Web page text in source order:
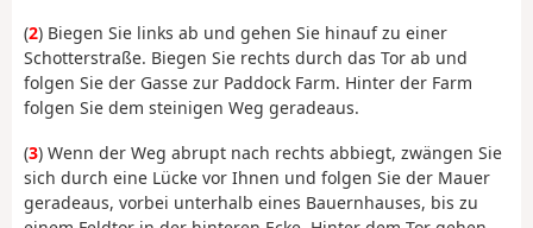
(2) Biegen Sie links ab und gehen Sie hinauf zu einer
Schotterstraße. Biegen Sie rechts durch das Tor ab und
folgen Sie der Gasse zur Paddock Farm. Hinter der Farm
folgen Sie dem steinigen Weg geradeaus.
(3) Wenn der Weg abrupt nach rechts abbiegt, zwängen Sie
sich durch eine Lücke vor Ihnen und folgen Sie der Mauer
geradeaus, vorbei unterhalb eines Bauernhauses, bis zu